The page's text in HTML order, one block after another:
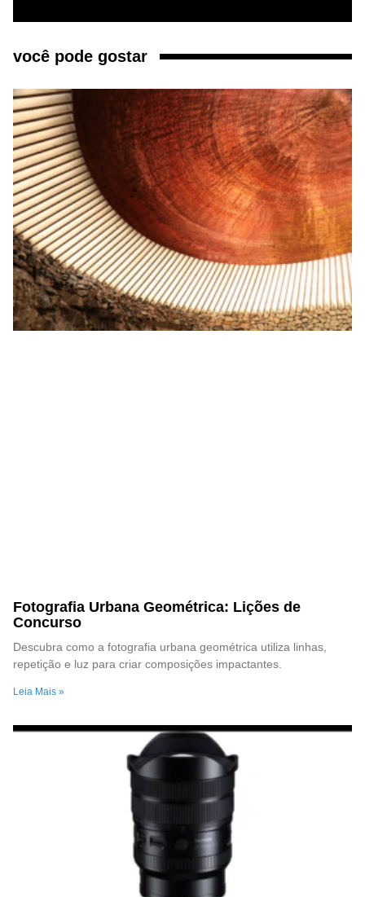
você pode gostar
Fotografia Urbana Geométrica: Lições de
Concurso
Descubra como a fotografia urbana geométrica utiliza linhas,
repetição e luz para criar composições impactantes.
Leia Mais »